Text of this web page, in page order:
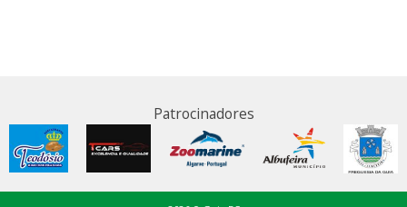
Patrocinadores